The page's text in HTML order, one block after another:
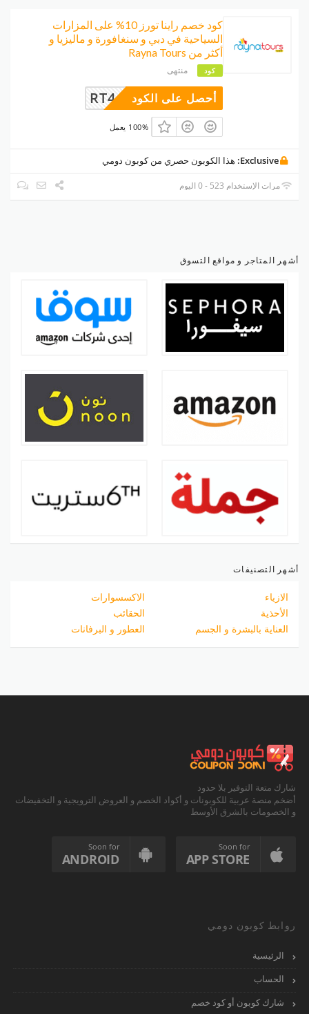
كود خصم راينا تورز 10% على المزارات
السياحية في دبي و سنغافورة و ماليزيا و
أكثر من Rayna Tours
كود منتهى
RT4 أحصل على الكود
100% يعمل
Exclusive: هذا الكوبون حصري من كوبون دومي
مرات الإستخدام 523 - 0 اليوم
أشهر المتاجر و مواقع التسوق
أشهر التصنيفات
الازياء
الاكسسوارات
الأحذية
الحقائب
العناية بالبشرة و الجسم
العطور و البرفانات
شارك متعة التوفير بلا حدود
أضخم منصة عربية للكوبونات و أكواد الخصم و العروض الترويجية و التخفيضات
و الخصومات بالشرق الأوسط
Soon for
APP STORE
Soon for
ANDROID
روابط كوبون دومي
الرئيسية
الحساب
شارك كوبون أو كود خصم